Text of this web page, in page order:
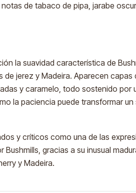
de tabaco de pipa, jarabe
la suavidad característica de
de jerez y Madeira. Aparecen
y caramelo, todo sostenido por
la paciencia puede transformar un
y críticos como una de las
gracias a su inusual
y Madeira.